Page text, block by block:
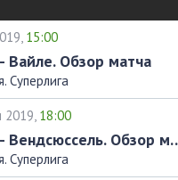
15:00
Вайле. Обзор матча
Суперлига
2019, 18:00
Копенгаген -
Суперлига